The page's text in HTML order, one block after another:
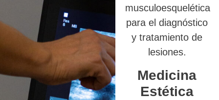
musculoesquelética
para el diagnóstico
y tratamiento de
lesiones.
Medicina
Estética